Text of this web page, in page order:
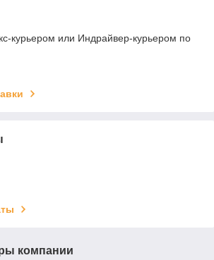
курьером или Индрайвер-курьером по
компании